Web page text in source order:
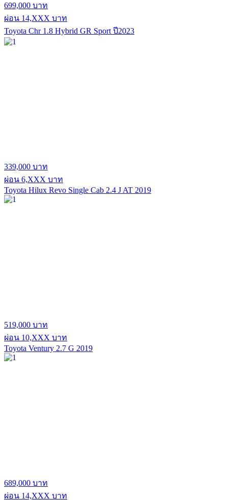
699,000 บาท
ผ่อน 14,XXX บาท
Toyota Chr 1.8 Hybrid GR Sport ปี2023
339,000 บาท
ผ่อน 6,XXX บาท
Toyota Hilux Revo Single Cab 2.4 J AT 2019
519,000 บาท
ผ่อน 10,XXX บาท
Toyota Ventury 2.7 G 2019
689,000 บาท
ผ่อน 14,XXX บาท